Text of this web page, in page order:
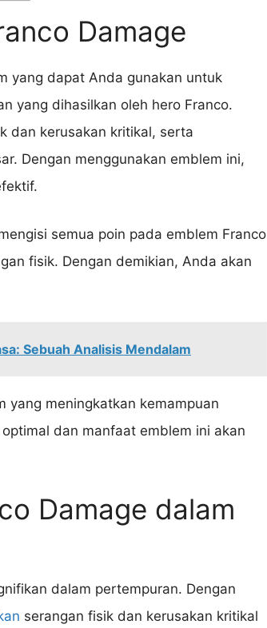
Damage
yang dapat Anda gunakan untuk
yang dihasilkan oleh hero Franco.
dan kerusakan kritikal, serta
Dengan menggunakan emblem ini,
semua poin pada emblem Franco
fisik. Dengan demikian, Anda akan
Sebuah Analisis Mendalam
yang meningkatkan kemampuan
dan manfaat emblem ini akan
Damage dalam
dalam pertempuran. Dengan
serangan fisik dan kerusakan kritikal